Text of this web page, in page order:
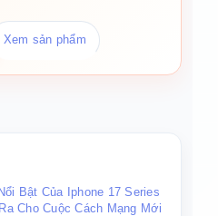
Xem sản phẩm
Bật Của Iphone 17 Series
Cho Cuộc Cách Mạng Mới